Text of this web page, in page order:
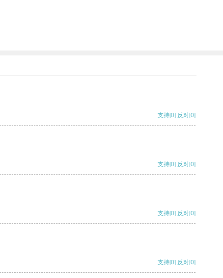
支持[0] 反对[0]
支持[0] 反对[0]
支持[0] 反对[0]
支持[0] 反对[0]